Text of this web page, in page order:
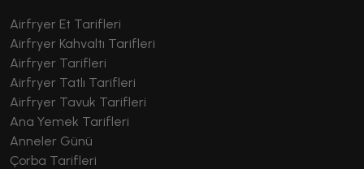
Airfryer Et Tarifleri
Airfryer Kahvaltı Tarifleri
Airfryer Tarifleri
Airfryer Tatlı Tarifleri
Airfryer Tavuk Tarifleri
Ana Yemek Tarifleri
Anneler Günü
Çorba Tarifleri